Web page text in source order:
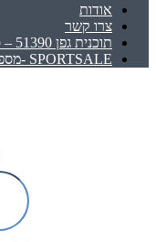
אודות
צרו קשר
תוכנית גפן 51390 – סדנאות ספורטיביות, חינוך גופני ועבודת צוות
SPORTSALE -מספר ספק משרד הביטחון 0011041678